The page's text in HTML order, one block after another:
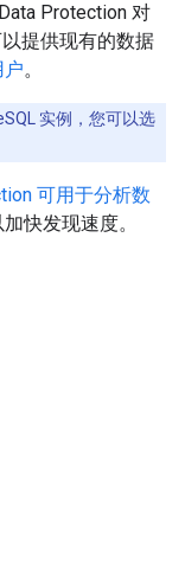
Protection 对
提供现有的数据
。
实例，您可以选
可用于分析数
快发现速度。